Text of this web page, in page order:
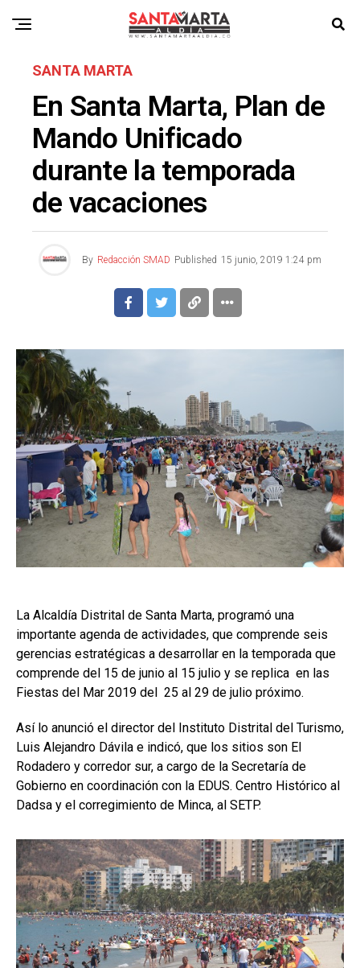
SANTA MARTA
En Santa Marta, Plan de
Mando Unificado
durante la temporada
de vacaciones
By Redacción SMAD Published 15 junio, 2019 1:24 pm
La Alcaldía Distrital de Santa Marta, programó una
importante agenda de actividades, que comprende seis
gerencias estratégicas a desarrollar en la temporada que
comprende del 15 de junio al 15 julio y se replica en las
Fiestas del Mar 2019 del 25 al 29 de julio próximo.
Así lo anunció el director del Instituto Distrital del Turismo,
Luis Alejandro Dávila e indicó, que los sitios son El
Rodadero y corredor sur, a cargo de la Secretaría de
Gobierno en coordinación con la EDUS. Centro Histórico al
Dadsa y el corregimiento de Minca, al SETP.